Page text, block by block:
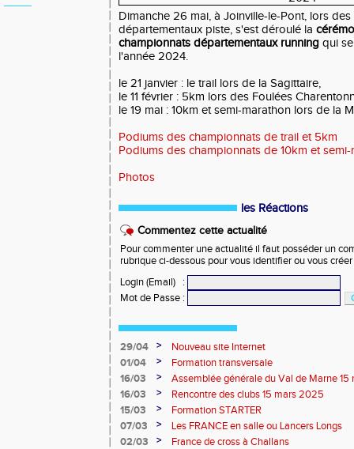
Dimanche 26 mai, à Joinville-le-Pont, lors
départementaux piste, s'est déroulé la
championnats départementaux running qui
l'année 2024.
le 21 janvier : le trail lors de la Sagittaire,
le 11 février : 5km lors des Foulées
le 19 mai : 10km et semi-marathon lors de la
Podiums des championnats de trail et 5km
Podiums des championnats de 10km et
Photos
les Réactions
Commentez cette actualité
Pour commenter une actualité il faut posséder un
rubrique ci-dessous pour vous identifier ou vous
Login (Email)
:
Mot de Passe :
29/04 >
Nouveau site Internet
01/04
>
Formation transversale
16/03
>
Assemblée générale du Val de Marne
16/03
>
Rencontre des clubs 15 mars 2025
15/03
>
Formation STARTER
07/03
>
Les FRANCE en salle ou Lancers Longs
02/03
>
France de cross à Challans